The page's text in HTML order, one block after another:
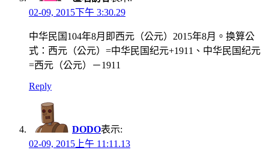
02-09, 2015下午 3:30.29
中华民国104年8月即西元（公元）2015年8月。换算公
式：西元（公元）=中华民国纪元+1911、中华民国纪元
=西元（公元）－1911
Reply
DODO表示:
02-09, 2015上午 11:11.13